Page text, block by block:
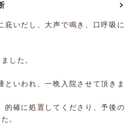
庇いだし、大声で鳴き、口呼吸に
した。
といわれ、一晩入院させて頂きま
的確に処置してくださり、予後の
。